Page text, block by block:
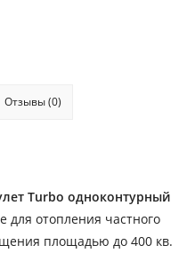
Отзывы (0)
Turbo одноконтурный
отопления частного
площадью до 400 кв.